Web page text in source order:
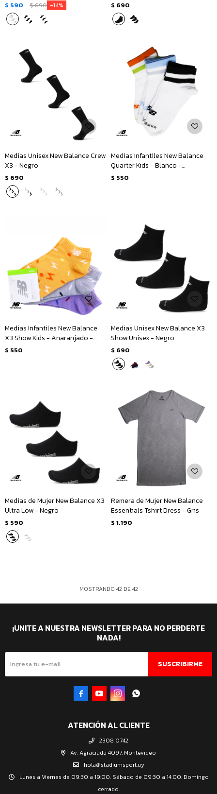
$ 590 $690 14 $ 690
Medias Unisex New Balance Crew
X3 - Negro
$ 690
Medias Infantiles New Balance
Quarter Kids - Blanco -
Multicolor
$ 550
Medias Infantiles New Balance
X3 Show Kids - Anaranjado -
Gris - Violeta
$ 550
Medias Unisex New Balance X3
Show Unisex - Negro
$ 690
Medias de Mujer New Balance X3
Ultra Low - Negro
$ 590
Remera de Mujer New Balance
Essentials Tshirt Dress - Gris
$ 1.190
MOSTRANDO 42 DE42
ATENCIÓN AL CLIENTE
2308 0742
Av. Agraciada 4097, Montevideo
hola@stadiumsport.uy
Lunes a Viernes de 09:30 a 19:00. Sábado de 09:30 a 14:00. Domingo
cerrado.
¡UNITE A NUESTRA NEWSLETTER PARA NO PERDERTE
NADA!
SUSCRIBIRME
   